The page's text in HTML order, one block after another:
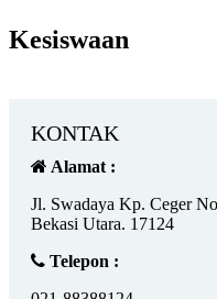
Kesiswaan
KONTAK
Alamat :
Jl. Swadaya Kp. Ceger
Bekasi Utara. 17124
Telepon :